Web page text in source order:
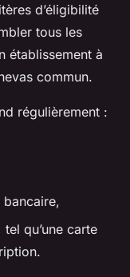
d’éligibilité
tous les
établissement à
commun.
régulièrement :
qu’une carte